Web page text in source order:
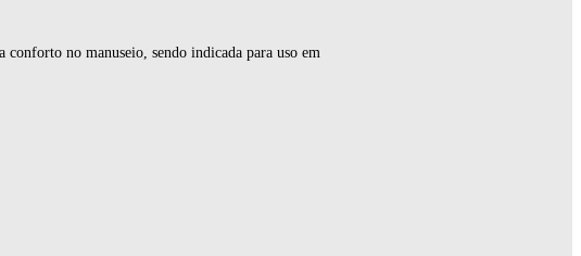
no manuseio, sendo indicada para uso em